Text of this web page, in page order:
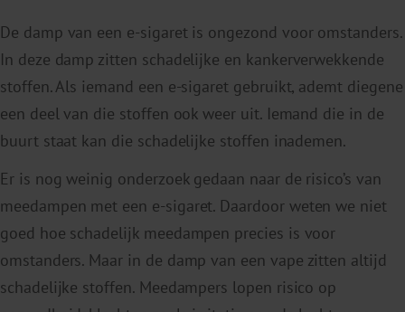
De damp van een e-sigaret is ongezond voor omstanders.
In deze damp zitten schadelijke en kankerverwekkende
stoffen. Als iemand een e-sigaret gebruikt, ademt diegene
een deel van die stoffen ook weer uit. Iemand die in de
buurt staat kan die schadelijke stoffen inademen.
Er is nog weinig onderzoek gedaan naar de risico’s van
meedampen met een e-sigaret. Daardoor weten we niet
goed hoe schadelijk meedampen precies is voor
omstanders. Maar in de damp van een vape zitten altijd
schadelijke stoffen. Meedampers lopen risico op